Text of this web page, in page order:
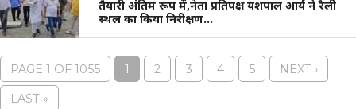
तैयारी अंतिम रूप में,नेता प्रतिपक्ष यशपाल आर्य ने रैली
स्थल का किया निरीक्षण…
PAGE 1 OF 1055 1 2 3 4 5 NEXT ›
LAST »